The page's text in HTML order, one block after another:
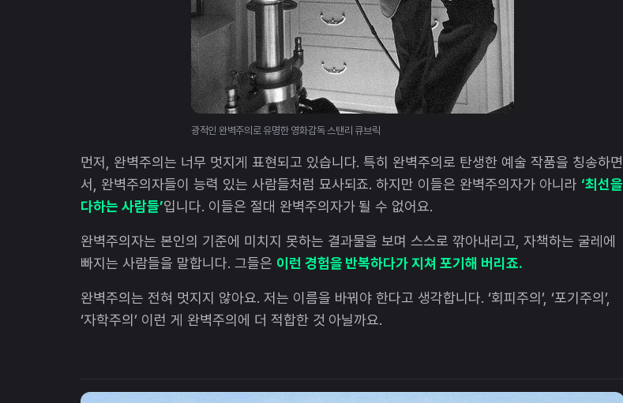
광적인 완벽주의로 유명한 영화감독 스탠리 큐브릭
먼저, 완벽주의는 너무 멋지게 표현되고 있습니다. 특히 완벽주의로 탄생한 예술 작품을 칭송하면
서, 완벽주의자들이 능력 있는 사람들처럼 묘사되죠. 하지만 이들은 완벽주의자가 아니라‘최선을
다하는 사람들’입니다. 이들은 절대 완벽주의자가 될 수 없어요.
완벽주의자는 본인의 기준에 미치지 못하는 결과물을 보며 스스로 깎아내리고, 자책하는 굴레에
빠지는 사람들을 말합니다. 그들은 이런 경험을 반복하다가 지쳐 포기해 버리죠.
완벽주의는 전혀 멋지지 않아요. 저는 이름을 바꿔야 한다고 생각합니다. ‘회피주의’, ‘포기주의’,
‘자학주의’ 이런 게 완벽주의에 더 적합한 것 아닐까요.